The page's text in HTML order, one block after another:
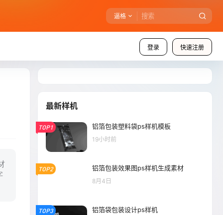
逼格
登录 快速注册
最新样机
TOP1 铝箔包装塑料袋ps样机模板
19小时前
TOP2 铝箔包装效果图ps样机生成素材
8月4日
TOP3 铝箔袋包装设计ps样机